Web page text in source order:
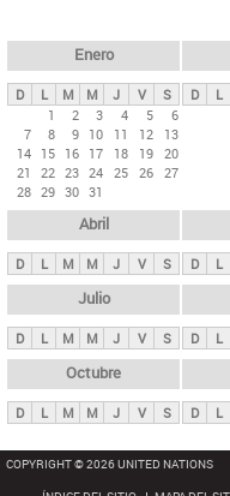
ds
p
n
i
p
a
l
s
Enero
D L M M J V
S
1
2 3 4 5
6
7
8 9 10 11 12
13
14 15 16 17 18 19 20
21
22 23 24 25 26 27
28 29 30 31
D L
Abril
D L M M J V S D L
Julio
D L M M J V S D L
Octubre
D L M M J V S D L
COPYRIGHT © 2026 UNITED NATIONS